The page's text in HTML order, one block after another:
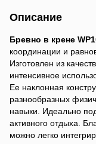
Описание
Бревно в крене
координации и
Изготовлен из
интенсивное
Ее наклонная
разнообразных
навыки. Идеально
активного отдыха.
можно легко